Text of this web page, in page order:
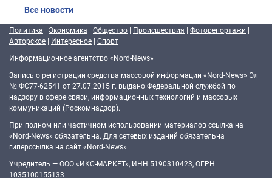
Все новости
Политика | Экономика | Общество | Происшествия | Фоторепортажи |
Авторское | Интересное | Спорт
Информационное агентство «Nord-News»
Запись о регистрации средства массовой информации «Nord-News» Эл
№ ФС77-62541 от 27.07.2015 г. выдано Федеральной службой по
надзору в сфере связи, информационных технологий и массовых
коммуникаций (Роскомнадзор).
При полном или частичном использовании материалов ссылка на
«Nord-News» обязательна. Для сетевых изданий обязательна
гиперссылка на сайт «Nord-News».
Учредитель — ООО «ИКС-МАРКЕТ», ИНН 5190310423, ОГРН
1035100155133